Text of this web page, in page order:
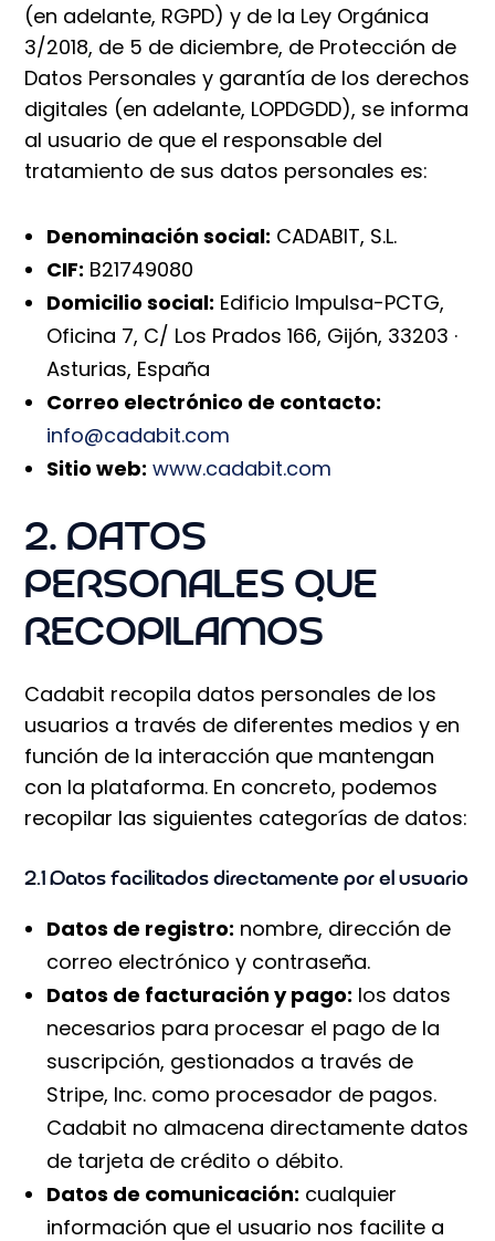
(en adelante, RGPD) y de la Ley Orgánica
3/2018, de 5 de diciembre, de Protección de
Datos Personales y garantía de los derechos
digitales (en adelante, LOPDGDD), se informa
al usuario de que el responsable del
tratamiento de sus datos personales es:
Denominación social: CADABIT, S.L.
CIF: B21749080
Domicilio social: Edificio Impulsa-PCTG,
Oficina 7, C/ Los Prados 166, Gijón, 33203 ·
Asturias, España
Correo electrónico de contacto:
info@cadabit.com
Sitio web: www.cadabit.com
2. DATOS
PERSONALES QUE
RECOPILAMOS
Cadabit recopila datos personales de los
usuarios a través de diferentes medios y en
función de la interacción que mantengan
con la plataforma. En concreto, podemos
recopilar las siguientes categorías de datos:
2.1 Datos facilitados directamente por el usuario
Datos de registro: nombre, dirección de
correo electrónico y contraseña.
Datos de facturación y pago: los datos
necesarios para procesar el pago de la
suscripción, gestionados a través de
Stripe, Inc. como procesador de pagos.
Cadabit no almacena directamente datos
de tarjeta de crédito o débito.
Datos de comunicación: cualquier
información que el usuario nos facilite a